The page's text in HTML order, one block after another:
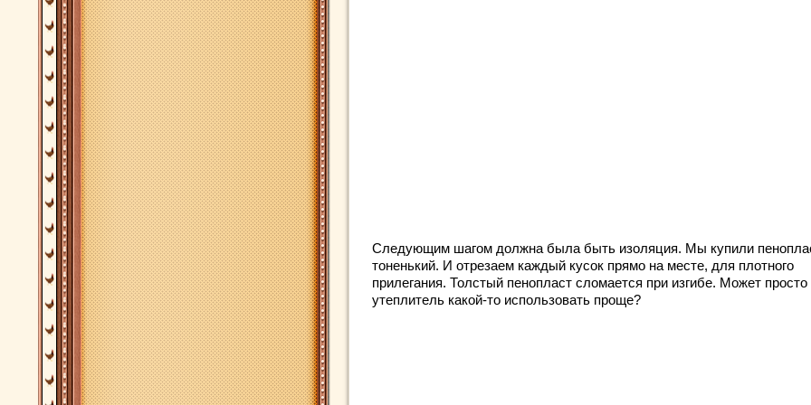
Следующим шагом должна была быть изоляция. Мы купили
тоненький. И отрезаем каждый кусок прямо на месте, для плотного
прилегания. Толстый пенопласт сломается при изгибе. Может просто
утеплитель какой-то использовать проще?